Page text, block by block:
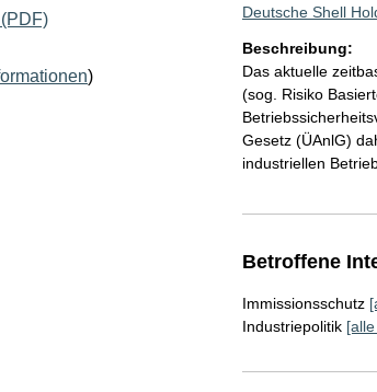
)
Deutsche Shell
Beschreibung:
Das aktuelle
(sog. Risiko
Gesetz (ÜAnlG)
industriellen
Betroffene
Immissionsschutz
Industriepolitik